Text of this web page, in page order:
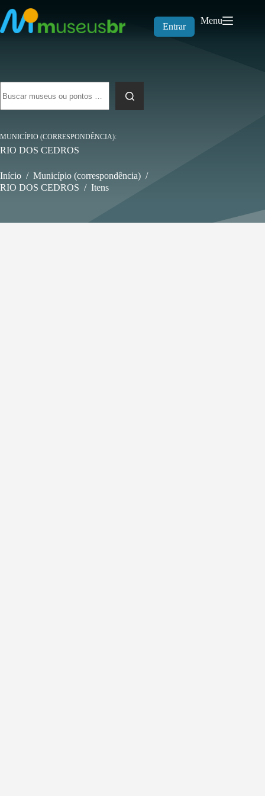
para
o
conteúdo
Entrar
Menu
resultados
MUNICÍPIO (CORRESPONDÊNCIA)
RIO DOS CEDROS
Início / Município (correspondência) /
RIO DOS CEDROS / Itens